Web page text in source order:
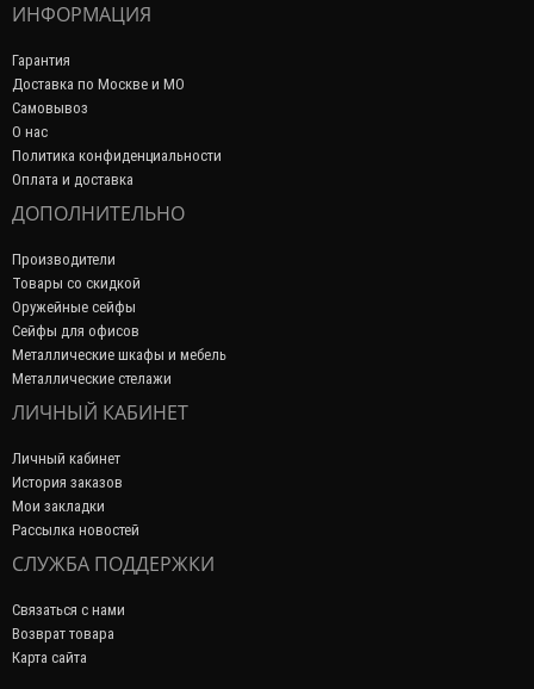
ИНФОРМАЦИЯ
Гарантия
Доставка по Москве и МО
Самовывоз
О нас
Политика конфиденциальности
Оплата и доставка
ДОПОЛНИТЕЛЬНО
Производители
Товары со скидкой
Оружейные сейфы
Сейфы для офисов
Металлические шкафы и мебель
Металлические стелажи
ЛИЧНЫЙ КАБИНЕТ
Личный кабинет
История заказов
Мои закладки
Рассылка новостей
СЛУЖБА ПОДДЕРЖКИ
Связаться с нами
Возврат товара
Карта сайта